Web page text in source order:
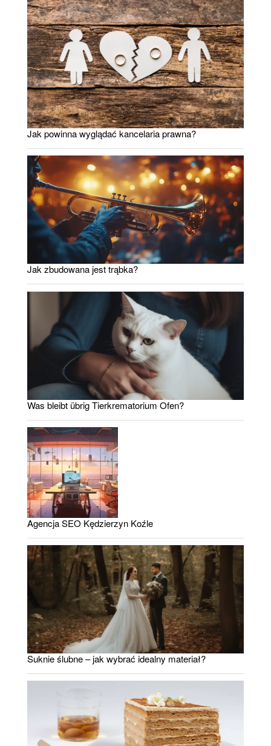
Jak powinna wyglądać kancelaria prawna?
Jak zbudowana jest trąbka?
Was bleibt übrig Tierkrematorium Ofen?
Agencja SEO Kędzierzyn Koźle
Suknie ślubne – jak wybrać idealny materiał?